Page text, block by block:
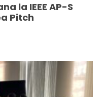
la IEEE AP-S
Pitch